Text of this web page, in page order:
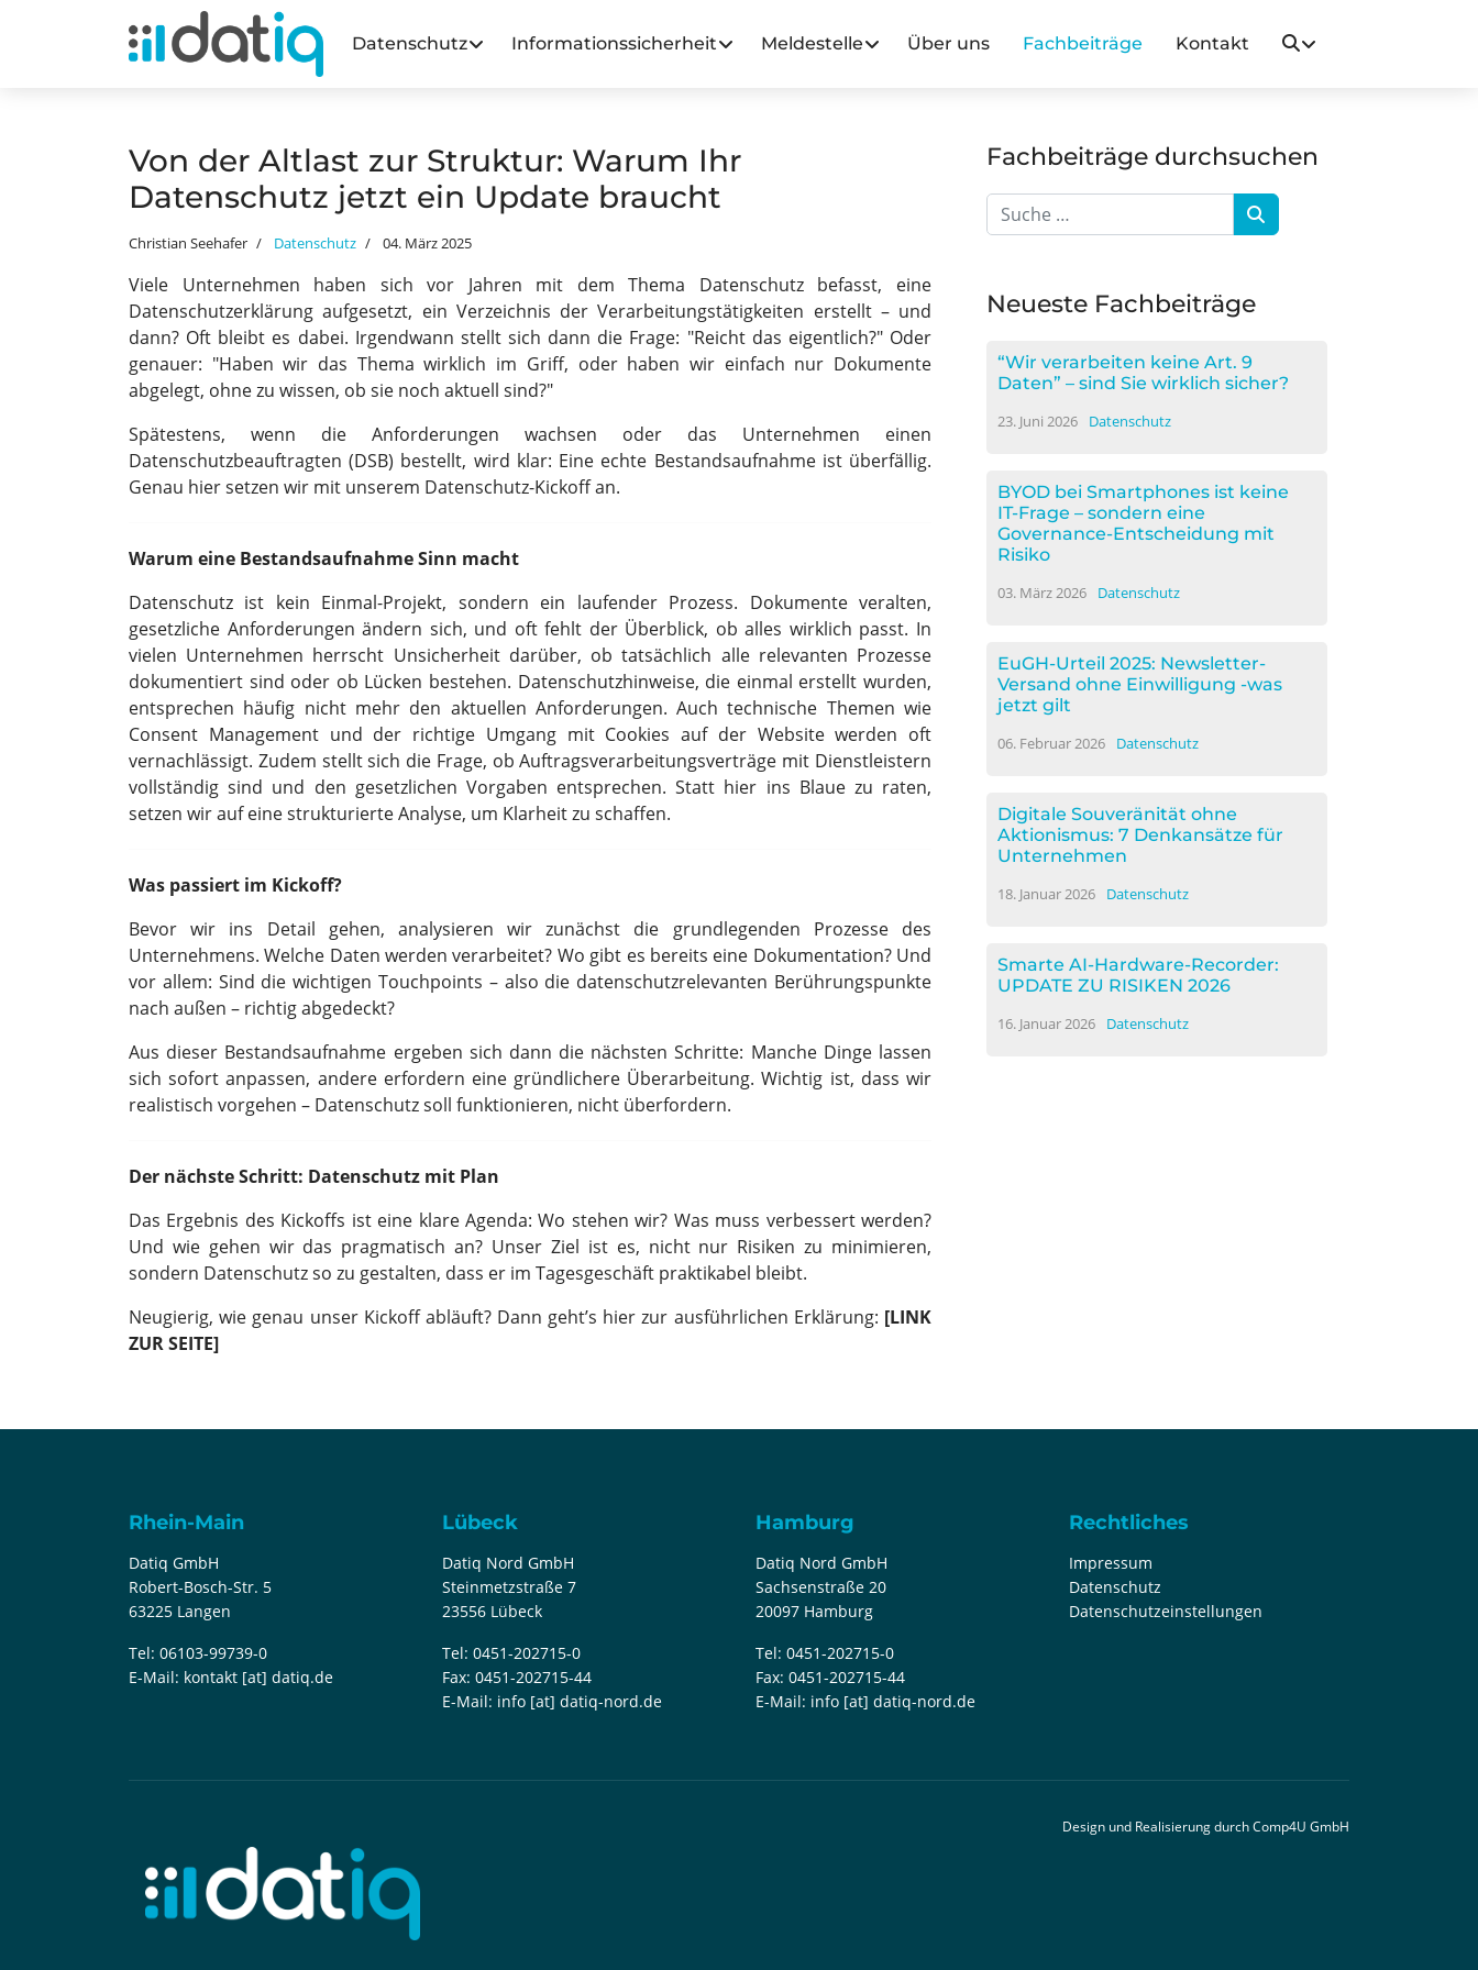
Datenschutz Informationssicherheit Meldestelle Über uns Fachbeiträge Kontakt
Von der Altlast zur Struktur: Warum Ihr
Datenschutz jetzt ein Update braucht
Christian Seehafer Datenschutz 04. März 2025
Viele Unternehmen haben sich vor Jahren mit dem Thema Datenschutz befasst, eine
Datenschutzerklärung aufgesetzt, ein Verzeichnis der Verarbeitungstätigkeiten erstellt – und
dann? Oft bleibt es dabei. Irgendwann stellt sich dann die Frage: "Reicht das eigentlich?" Oder
genauer: "Haben wir das Thema wirklich im Griff, oder haben wir einfach nur Dokumente
abgelegt, ohne zu wissen, ob sie noch aktuell sind?"
Spätestens, wenn die Anforderungen wachsen oder das Unternehmen einen
Datenschutzbeauftragten (DSB) bestellt, wird klar: Eine echte Bestandsaufnahme ist überfällig.
Genau hier setzen wir mit unserem Datenschutz-Kickoff an.
Warum eine Bestandsaufnahme Sinn macht
Datenschutz ist kein Einmal-Projekt, sondern ein laufender Prozess. Dokumente veralten,
gesetzliche Anforderungen ändern sich, und oft fehlt der Überblick, ob alles wirklich passt. In
vielen Unternehmen herrscht Unsicherheit darüber, ob tatsächlich alle relevanten Prozesse
dokumentiert sind oder ob Lücken bestehen. Datenschutzhinweise, die einmal erstellt wurden,
entsprechen häufig nicht mehr den aktuellen Anforderungen. Auch technische Themen wie
Consent Management und der richtige Umgang mit Cookies auf der Website werden oft
vernachlässigt. Zudem stellt sich die Frage, ob Auftragsverarbeitungsverträge mit Dienstleistern
vollständig sind und den gesetzlichen Vorgaben entsprechen. Statt hier ins Blaue zu raten,
setzen wir auf eine strukturierte Analyse, um Klarheit zu schaffen.
Was passiert im Kickoff?
Bevor wir ins Detail gehen, analysieren wir zunächst die grundlegenden Prozesse des
Unternehmens. Welche Daten werden verarbeitet? Wo gibt es bereits eine Dokumentation? Und
vor allem: Sind die wichtigen Touchpoints – also die datenschutzrelevanten Berührungspunkte
nach außen – richtig abgedeckt?
Aus dieser Bestandsaufnahme ergeben sich dann die nächsten Schritte: Manche Dinge lassen
sich sofort anpassen, andere erfordern eine gründlichere Überarbeitung. Wichtig ist, dass wir
realistisch vorgehen – Datenschutz soll funktionieren, nicht überfordern.
Der nächste Schritt: Datenschutz mit Plan
Das Ergebnis des Kickoffs ist eine klare Agenda: Wo stehen wir? Was muss verbessert werden?
Und wie gehen wir das pragmatisch an? Unser Ziel ist es, nicht nur Risiken zu minimieren,
sondern Datenschutz so zu gestalten, dass er im Tagesgeschäft praktikabel bleibt.
Neugierig, wie genau unser Kickoff abläuft? Dann geht’s hier zur ausführlichen Erklärung: [LINK
ZUR SEITE]
Fachbeiträge durchsuchen
Neueste Fachbeiträge
“Wir verarbeiten keine Art. 9
Daten” – sind Sie wirklich sicher?
23. Juni 2026 Datenschutz
BYOD bei Smartphones ist keine
IT-Frage – sondern eine
Governance-Entscheidung mit
Risiko
03. März 2026 Datenschutz
EuGH-Urteil 2025: Newsletter-
Versand ohne Einwilligung -was
jetzt gilt
06. Februar 2026 Datenschutz
Digitale Souveränität ohne
Aktionismus: 7 Denkansätze für
Unternehmen
18. Januar 2026 Datenschutz
Smarte AI-Hardware-Recorder:
UPDATE ZU RISIKEN 2026
16. Januar 2026 Datenschutz
Rhein-Main
Datiq GmbH
Robert-Bosch-Str. 5
63225 Langen
Tel: 06103-99739-0
E-Mail: kontakt [at] datiq.de
Lübeck
Datiq Nord GmbH
Steinmetzstraße 7
23556 Lübeck
Tel: 0451-202715-0
Fax: 0451-202715-44
E-Mail: info [at] datiq-nord.de
Hamburg
Datiq Nord GmbH
Sachsenstraße 20
20097 Hamburg
Tel: 0451-202715-0
Fax: 0451-202715-44
E-Mail: info [at] datiq-nord.de
Rechtliches
Impressum
Datenschutz
Datenschutzeinstellungen
Design und Realisierung durchComp4U GmbH